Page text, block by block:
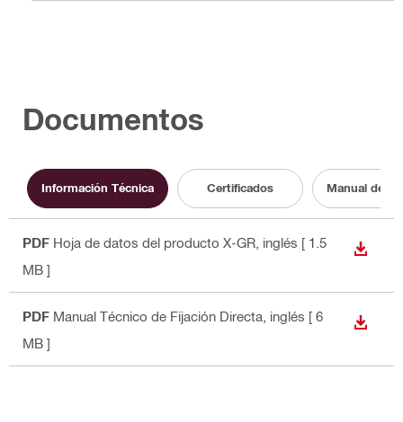
Documentos
Información Técnica Certificados Manual de
PDF Hoja de datos del producto X-GR , inglés [ 1.5
MB ]
PDF Manual Técnico de Fijación Directa , inglés [ 6
MB ]